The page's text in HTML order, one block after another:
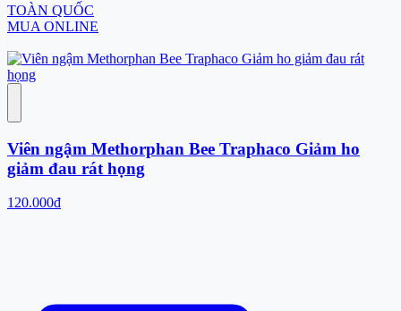
TOÀN QUỐC
MUA ONLINE
Viên ngậm Methorphan Bee Traphaco Giảm ho
giảm đau rát họng
120.000đ